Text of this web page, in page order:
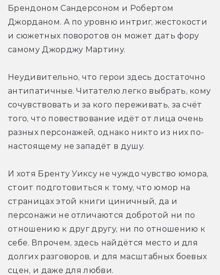
Брендоном Сандерсоном и Робертом
Джорданом. А по уровню интриг, жестокости
и сюжетных поворотов он может дать фору
самому Джорджу Мартину.
Неудивительно, что герои здесь достаточно
антипатичные. Читателю легко выбрать, кому
сочувствовать и за кого переживать, за счёт
того, что повествование идёт от лица очень
разных персонажей, однако никто из них по-
настоящему не западёт в душу.
И хотя Бренту Уиксу не чуждо чувство юмора,
стоит подготовиться к тому, что юмор на
страницах этой книги циничный, да и
персонажи не отличаются добротой ни по
отношению к друг другу, ни по отношению к
себе. Впрочем, здесь найдётся место и для
долгих разговоров, и для масштабных боевых
сцен, и даже для любви.